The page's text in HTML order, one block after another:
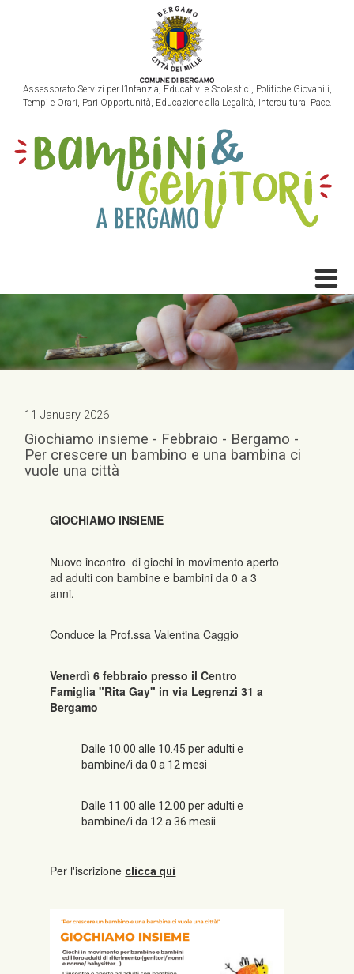
Assessorato Servizi per l’Infanzia, Educativi e Scolastici, Politiche Giovanili,
Tempi e Orari, Pari Opportunità, Educazione alla Legalità, Intercultura, Pace.
11 January 2026
Giochiamo insieme - Febbraio - Bergamo -
Per crescere un bambino e una bambina ci
vuole una città
GIOCHIAMO INSIEME
Nuovo incontro di giochi in movimento aperto
ad adulti con bambine e bambini da 0 a 3
anni.
Conduce la Prof.ssa Valentina Caggio
Venerdì 6 febbraio presso il Centro
Famiglia "Rita Gay" in via Legrenzi 31 a
Bergamo
Dalle 10.00 alle 10.45 per adulti e
bambine/i da 0 a 12 mesi
Dalle 11.00 alle 12.00 per adulti e
bambine/i da 12 a 36 mesii
Per l'iscrizione clicca qui